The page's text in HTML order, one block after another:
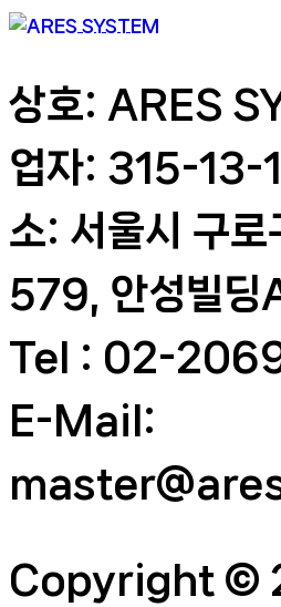
상호: ARES
업자: 315-13-
소: 서울시 구로
579, 안성빌딩
Tel : 02-
E-Mail:
Copyright ©